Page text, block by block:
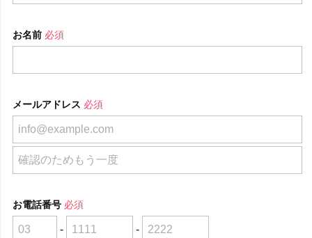
お名前 必須
メールアドレス 必須
お電話番号 必須
- -